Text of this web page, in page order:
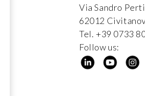
Via Sandro
62012
Tel. +39 0733
Follow us: